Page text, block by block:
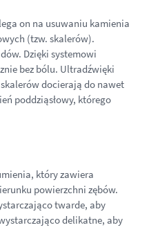
on na usuwaniu kamienia
(tzw. skalerów).
Dzięki systemowi
bez bólu. Ultradźwięki
docierają do nawet
poddziąsłowy, którego
który zawiera
powierzchni zębów.
twarde, aby
delikatne, aby